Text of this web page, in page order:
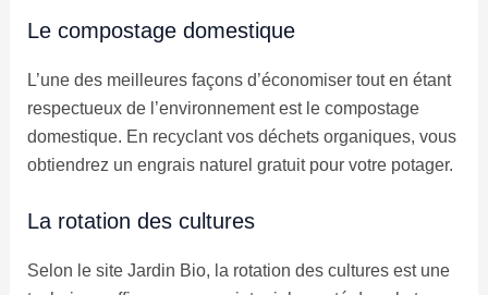
Le compostage domestique
L’une des meilleures façons d’économiser tout en étant
respectueux de l’environnement est le compostage
domestique. En recyclant vos déchets organiques, vous
obtiendrez un engrais naturel gratuit pour votre potager.
La rotation des cultures
Selon le site Jardin Bio, la rotation des cultures est une